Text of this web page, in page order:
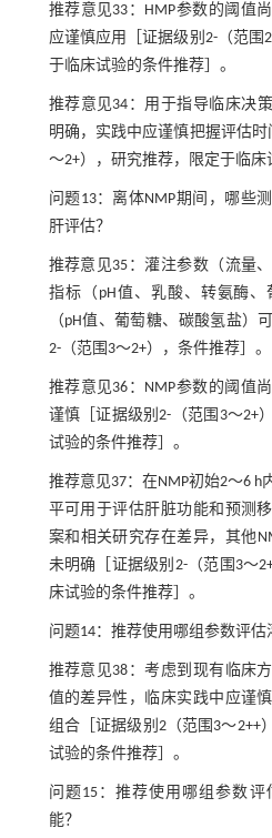
推荐意见33：HMP参数的阈值
应谨慎应用［证据级别2-（范围
于临床试验的条件推荐］。
推荐意见34：用于指导临床决
明确，实践中应谨慎把握评估
～2+），研究推荐，限定于临床
问题13：离体NMP期间，哪些
肝评估？
推荐意见35：灌注参数（流量
指标（pH值、乳酸、转氨酶
（pH值、葡萄糖、碳酸氢盐）
2-（范围3～2+），条件推荐］。
推荐意见36：NMP参数的阈值
谨慎［证据级别2-（范围3～2+
试验的条件推荐］。
推荐意见37：在NMP初始2～6
平可用于评估肝脏功能和预测
案和相关研究存在差异，其他
未明确［证据级别2-（范围3～
床试验的条件推荐］。
问题14：推荐使用哪组参数评估
推荐意见38：考虑到现有临床
值的差异性，临床实践中应谨
组合［证据级别2（范围3～2++
试验的条件推荐］。
问题15：推荐使用哪组参数
能？